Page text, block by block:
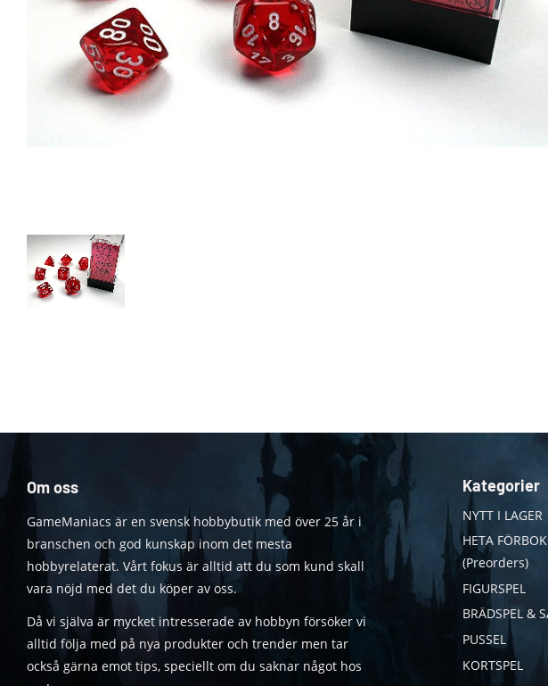
Om oss
GameManiacs är en svensk hobbybutik med över 25 år i
branschen och god kunskap inom det mesta
hobbyrelaterat. Vårt fokus är alltid att du som kund skall
vara nöjd med det du köper av oss.
Då vi själva är mycket intresserade av hobbyn försöker vi
alltid följa med på nya produkter och trender men tar
också gärna emot tips, speciellt om du saknar något hos
Kategorier
NYTT I LAGER
HETA
(Preorders)
FIGURSPEL
BRÄDSPEL &
PUSSEL
KORTSPEL